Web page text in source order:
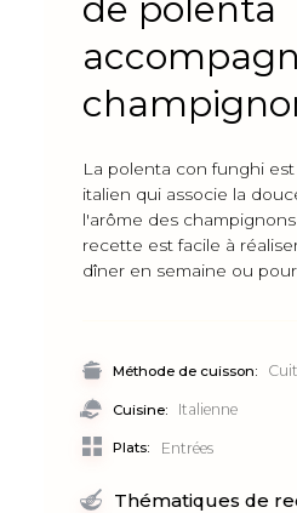
La polenta con funghi
italien qui associe la
l'arôme des
recette est facile à
dîner en semaine ou
Méthode de cuisson:
Cuisine: Italienne
Plats: Entrées
Thématiques de